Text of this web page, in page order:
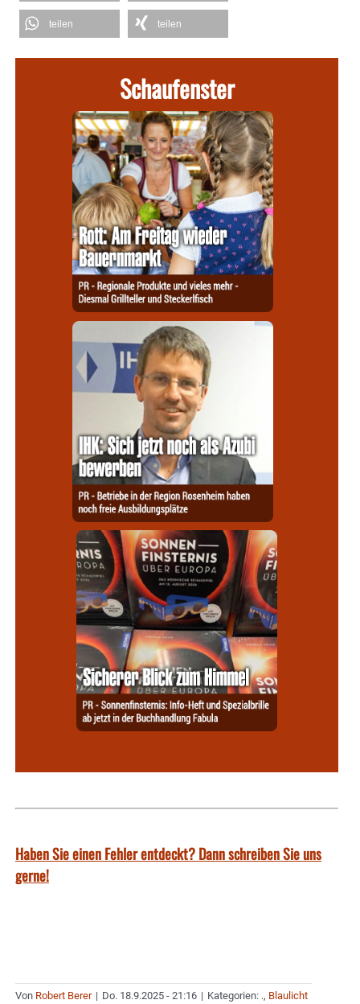
teilen teilen
Schaufenster
Haben Sie einen Fehler entdeckt? Dann schreiben Sie uns
gerne!
Von Robert Berer | Do. 18.9.2025 - 21:16 | Kategorien: ., Blaulicht